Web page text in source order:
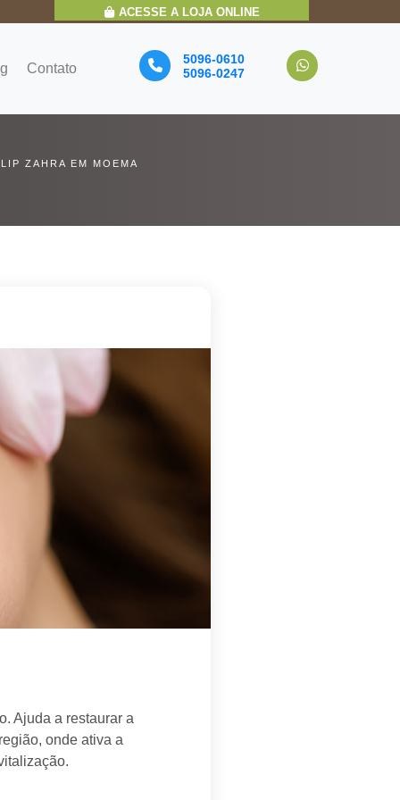
ACESSE A LOJA ONLINE
Contato
5096-0610
5096-0247
ZAHRA EM MOEMA
Ajuda a restaurar a
onde ativa a